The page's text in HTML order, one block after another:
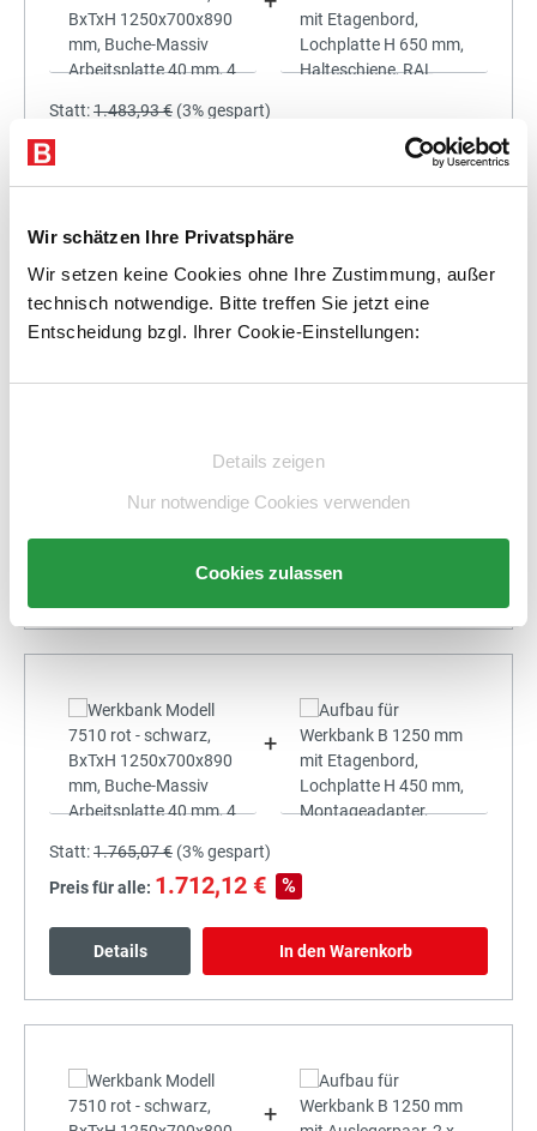
Wir schätzen Ihre Privatsphäre
Wir setzen keine Cookies ohne Ihre Zustimmung, außer
technisch notwendige. Bitte treffen Sie jetzt eine
Entscheidung bzgl. Ihrer Cookie-Einstellungen:
Details zeigen
Nur notwendige Cookies verwenden
Cookies zulassen
Statt:1.483,93 € (3%gespart)
Preis für alle:
1.589,06 € %
In den Warenkorb
+
Statt:1.765,07 € (3%gespart)
Preis für alle: 1.712,12 € %
Details In den Warenkorb
+